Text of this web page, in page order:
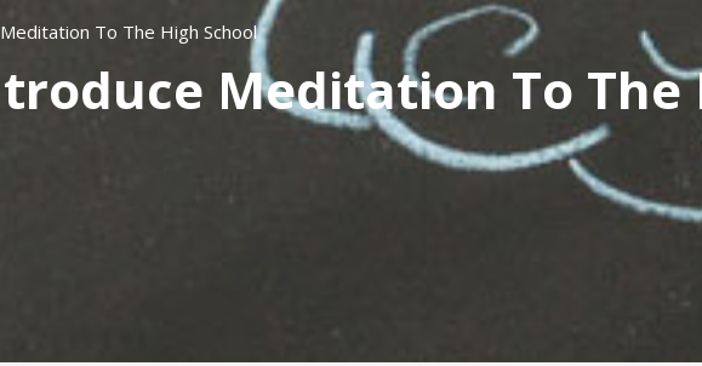
To The High School
Meditation To The